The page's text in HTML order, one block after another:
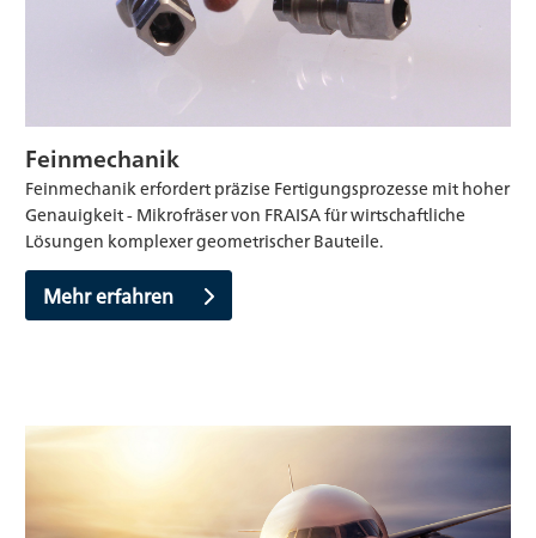
Feinmechanik
Feinmechanik erfordert präzise Fertigungsprozesse mit hoher
Genauigkeit - Mikrofräser von FRAISA für wirtschaftliche
Lösungen komplexer geometrischer Bauteile.
Mehr erfahren